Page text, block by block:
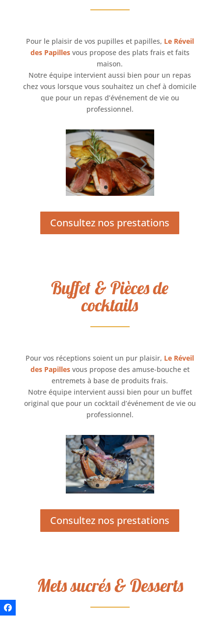
Pour le plaisir de vos pupilles et papilles, Le Réveil
des Papillesvous propose des plats frais et faits
maison.
Notre équipe intervient aussi bien pour un repas
chez vous lorsque vous souhaitez un chef à domicile
que pour un repas d’événement de vie ou
professionnel.
Consultez nos prestations
Buffet & Pièces de
cocktails
Pour vos réceptions soient un pur plaisir, Le Réveil
des Papillesvous propose des amuse-bouche et
entremets à base de produits frais.
Notre équipe intervient aussi bien pour un buffet
original que pour un cocktail d’événement de vie ou
professionnel.
Consultez nos prestations
Mets sucrés & Desserts